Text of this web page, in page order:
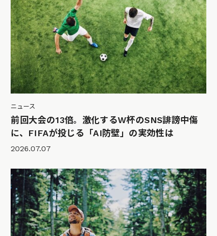
ニュース
前回大会の13倍。激化するW杯のSNS誹謗中傷
に、FIFAが投じる「AI防壁」の実効性は
2026.07.07